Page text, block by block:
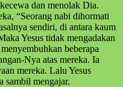
dan menolak Dia.
“Seorang nabi dihormati
sendiri, di antara kaum
Yesus tidak mengadakan
beberapa
Nya atas mereka. Ia
mereka. Lalu Yesus
sambil mengajar.